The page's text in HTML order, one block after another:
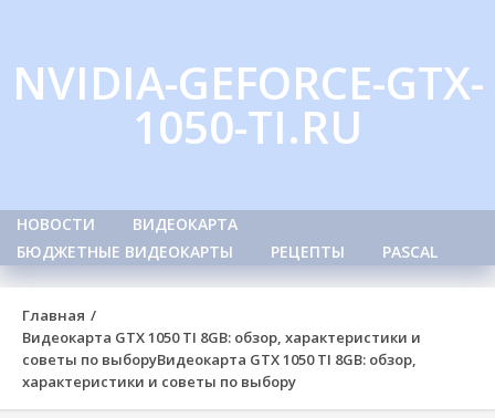
content
NVIDIA-GEFORCE-GTX-
1050-TI.RU
НОВОСТИ
ВИДЕОКАРТА
БЮДЖЕТНЫЕ ВИДЕОКАРТЫ
РЕЦЕПТЫ PASCAL
Главная
Видеокарта GTX 1050 TI 8GB: обзор, характеристики и
советы по выборуВидеокарта GTX 1050 TI 8GB: обзор,
характеристики и советы по выбору